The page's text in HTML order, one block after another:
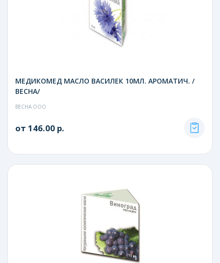
МЕДИКОМЕД МАСЛО ВАСИЛЕК 10МЛ. АРОМАТИЧ. /
ВЕСНА/
ВЕСНА ООО
от 146.00 р.